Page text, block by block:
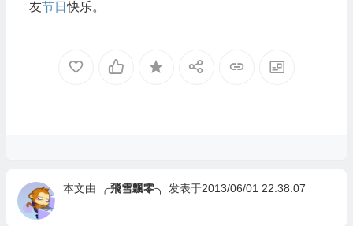
友节日快乐。
本文由 ╭飛雪飄零╮ 发表于2013/06/01 22:38:07